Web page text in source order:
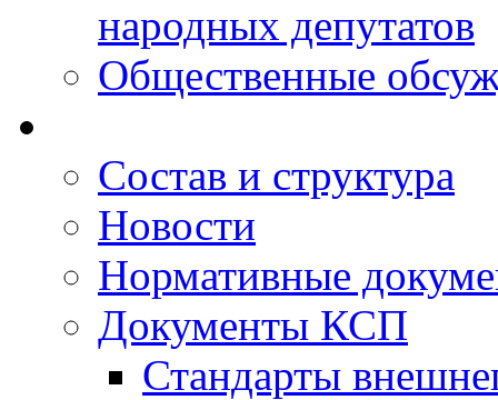
народных депутатов
Общественные
Состав и структура
Новости
Нормативные
Документы КСП
Стандарты